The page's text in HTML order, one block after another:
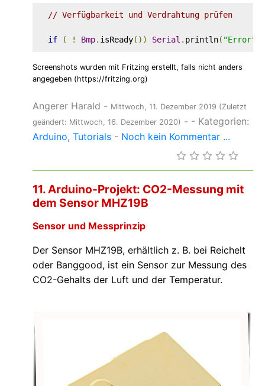
// Verfügbarkeit und Verdrahtung prüfen
if ( ! Bmp. isReady()) Serial . println( "Error"
Screenshots wurden mit Fritzing erstellt, falls nicht anders
angegeben (https://fritzing.org)
Angerer Harald - Mittwoch, 11. Dezember 2019 (Zuletzt
geändert: Mittwoch, 16. Dezember 2020) - - Kategorien:
Arduino Tutorials - Noch kein Kommentar ...
11. Arduino-Projekt: CO2-Messung mit
dem Sensor MHZ19B
Sensor und Messprinzip
Der Sensor MHZ19B, erhältlich z. B. bei Reichelt
oder Banggood, ist ein Sensor zur Messung des
CO2-Gehalts der Luft und der Temperatur.